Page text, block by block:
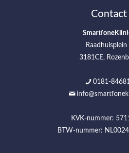
Contact
Raadhuisplein
3181CE,
0181-
KVK-nummer:
BTW-nummer: